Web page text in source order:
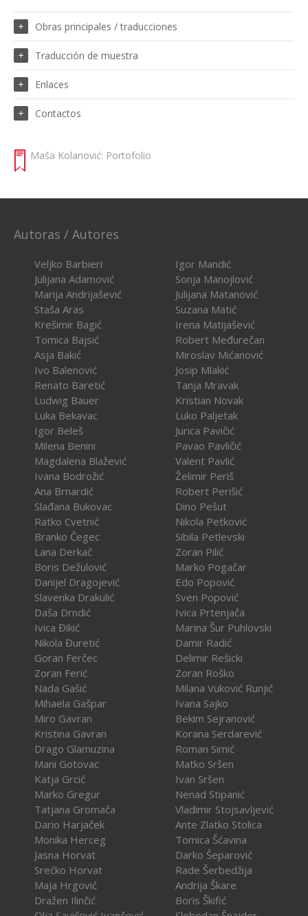
Obras principales / traducciones
Traducción de muestra
Enlaces
Contactos
Maša Kolanović: Portofolio
Autoras / Autores
Veljko Barbieri
Julijana Adamović
Marija Andrijašević
Staša Aras
Krešimir Bagić
Tomica Bajsić
Asja Bakić
Ivo Balenović
Renato Baretić
Ludwig Bauer
Luka Bekavac
Igor Beleš
Milena Benini
Magdalena Blažević
Ivana Bodrožić
Ana Brnardić
Slađana Bukovac
Ratko Cvetnić
Branko Čegec
Lana Derkač
Boris Dežulović
Danijel Dragojević
Slavenka Drakulić
Daša Drndić
Ivica Đikić
Nikola Đuretić
Goran Ferčec
Zoran Ferić
Nada Gašić
Mihaela Gašpar
Miro Gavran
Kristina Gavran
Drago Glamuzina
Mani Gotovac
Katja Grcić
Marko Gregur
Tatjana Gromača
Dario Harjaček
Monika Herceg
Jasna Horvat
Srećko Horvat
Maja Hrgović
Dražen Ilinčić
Igor Mandić
Sonja Manojlović
Julijana Matanović
Suzana Matić
Irena Matijašević
Robert Međurečan
Miroslav Mićanović
Josip Mlakić
Tanja Mravak
Kristian Novak
Luko Paljetak
Jurica Pavičić
Pavao Pavličić
Valent Pavlić
Želimir Periš
Robert Perišić
Dino Pešut
Nikola Petković
Sibila Petlevski
Zoran Pilić
Marko Pogačar
Edo Popović
Sven Popović
Ivica Prtenjača
Marina Šur Puhlovski
Damir Radić
Delimir Rešicki
Zoran Roško
Milana Vuković Runjić
Ivana Sajko
Bekim Sejranović
Korana Serdarević
Roman Simić
Matko Sršen
Ivan Sršen
Nenad Stipanić
Vladimir Stojsavljević
Ante Zlatko Stolica
Tomica Šćavina
Darko Šeparović
Rade Šerbedžija
Andrija Škare
Boris Škifić